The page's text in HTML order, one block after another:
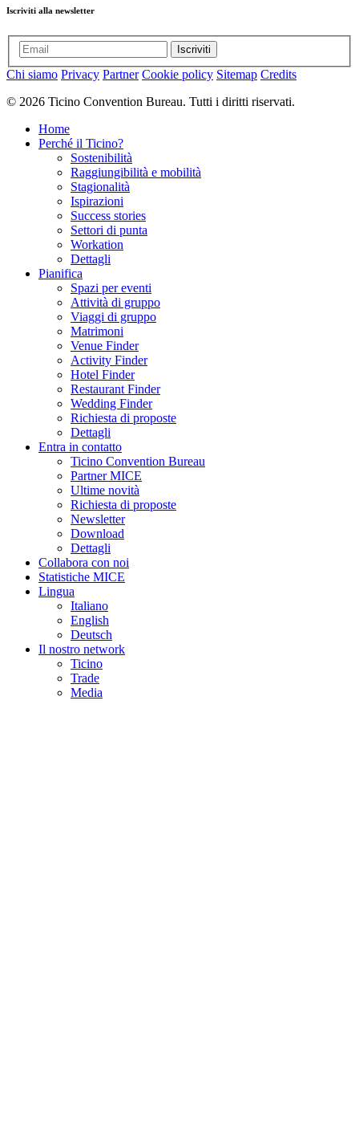
Iscriviti alla newsletter
Iscriviti
Chi siamo Privacy Partner Cookie policy Sitemap Credits
© 2026 Ticino Convention Bureau. Tutti i diritti riservati.
Home
Perché il Ticino?
Sostenibilità
Raggiungibilità e mobilità
Stagionalità
Ispirazioni
Success stories
Settori di punta
Workation
Dettagli
Pianifica
Spazi per eventi
Attività di gruppo
Viaggi di gruppo
Matrimoni
Venue Finder
Activity Finder
Hotel Finder
Restaurant Finder
Wedding Finder
Richiesta di proposte
Dettagli
Entra in contatto
Ticino Convention Bureau
Partner MICE
Ultime novità
Richiesta di proposte
Newsletter
Download
Dettagli
Collabora con noi
Statistiche MICE
Lingua
Italiano
English
Deutsch
Il nostro network
Ticino
Trade
Media